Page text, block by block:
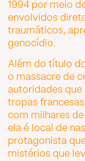
1994 por meio
envolvidos
traumáticos,
genocídio.
Além do título
o massacre de
autoridades que
tropas
com milhares
ela é local de
protagonista
mistérios que